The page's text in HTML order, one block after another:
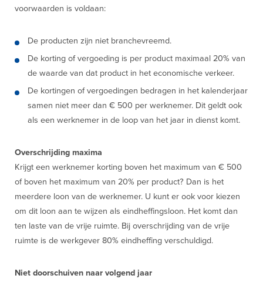
voorwaarden is voldaan:
De producten zijn niet branchevreemd.
De korting of vergoeding is per product maximaal 20% van
de waarde van dat product in het economische verkeer.
De kortingen of vergoedingen bedragen in het kalenderjaar
samen niet meer dan € 500 per werknemer. Dit geldt ook
als een werknemer in de loop van het jaar in dienst komt.
Overschrijding maxima
Krijgt een werknemer korting boven het maximum van € 500
of boven het maximum van 20% per product? Dan is het
meerdere loon van de werknemer. U kunt er ook voor kiezen
om dit loon aan te wijzen als eindheffingsloon. Het komt dan
ten laste van de vrije ruimte. Bij overschrijding van de vrije
ruimte is de werkgever 80% eindheffing verschuldigd.
Niet doorschuiven naar volgend jaar